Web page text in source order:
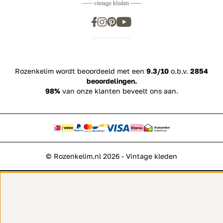
Rozenkelim wordt beoordeeld met een 9.3/10 o.b.v. 2854
beoordelingen.
98%van onze klanten beveelt ons aan.
© Rozenkelim.nl 2026 - Vintage kleden